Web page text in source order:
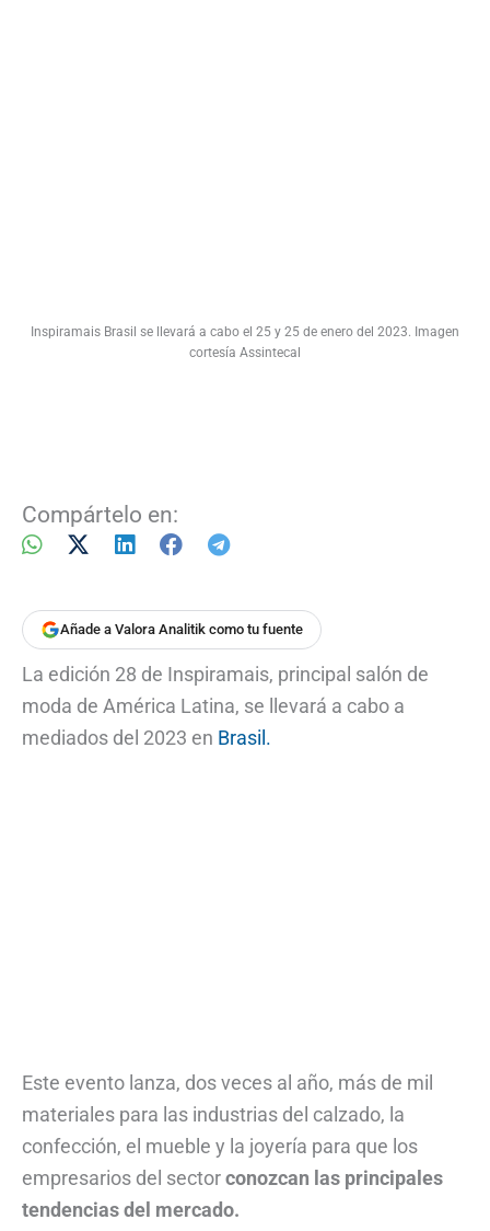
Inspiramais Brasil se llevará a cabo el 25 y 25 de enero del 2023. Imagen
cortesía Assintecal
Compártelo en:
Añade a Valora Analitik como tu fuente
La edición 28 de Inspiramais, principal salón de
moda de América Latina, se llevará a cabo a
mediados del 2023 en Brasil.
Este evento lanza, dos veces al año, más de mil
materiales para las industrias del calzado, la
confección, el mueble y la joyería para que los
empresarios del sectorconozcan las principales
tendencias del mercado.